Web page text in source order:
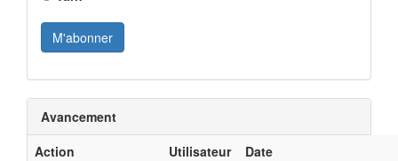
Avancement
Action
Utilisateur Date